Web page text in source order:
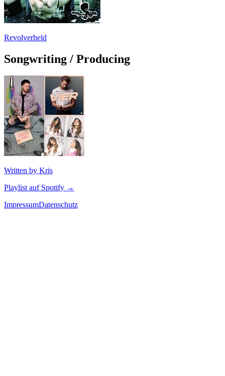
Revolverheld
Songwriting / Producing
Written by Kris
Playlist auf Spotify →
ImpressumDatenschutz